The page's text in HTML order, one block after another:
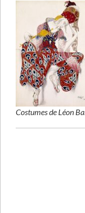
Costumes de Léon